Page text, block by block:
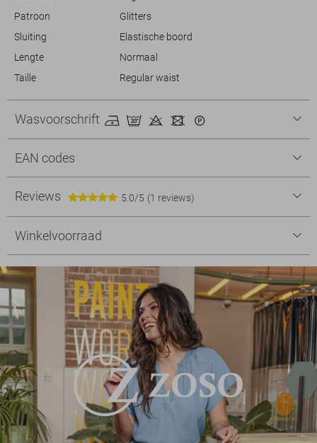
Patroon
Glitters
Sluiting
Elastische boord
Lengte
Normaal
Taille
Regular waist
Wasvoorschrift
EAN codes
Reviews 5.0/5 (1 reviews)
Winkelvoorraad